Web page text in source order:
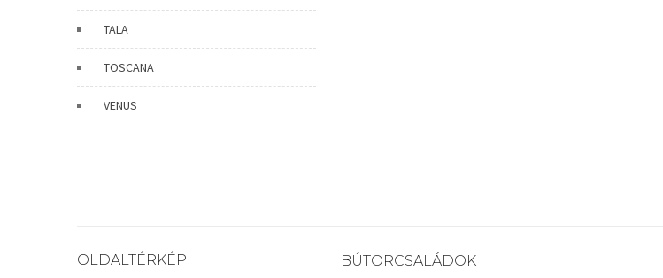
TALA
TOSCANA
VENUS
BÚTORCSALÁDOK
OLDALTÉRKÉP